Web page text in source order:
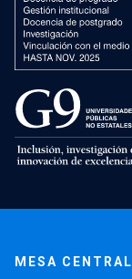
MESA CENTRAL